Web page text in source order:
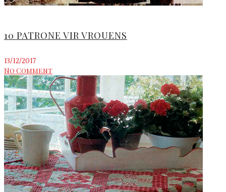
10 PATRONE VIR VROUENS
13/12/2017
No Comment